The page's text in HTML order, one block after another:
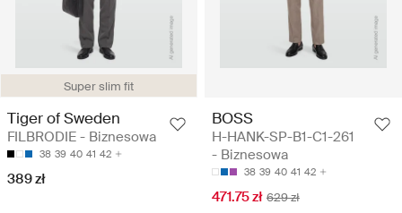
Super slim fit
Tiger of Sweden
FILBRODIE - Biznesowa
38 39 40 41 42
389 zł
BOSS
H-HANK-SP-B1-C1-261
- Biznesowa
38 39 40 41 42
471.75 zł 629 zł